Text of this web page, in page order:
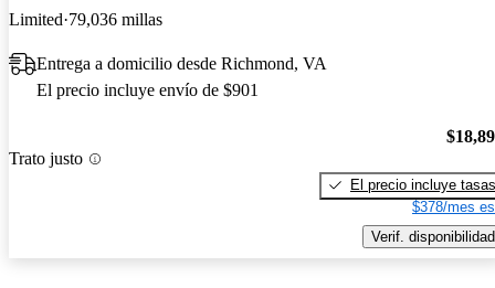
Limited 79,036 millas
Entrega a domicilio desde Richmond, VA
El precio incluye envío de $901
Trato justo
El precio incluye tasas
$378/mes
Verif. disponibilidad